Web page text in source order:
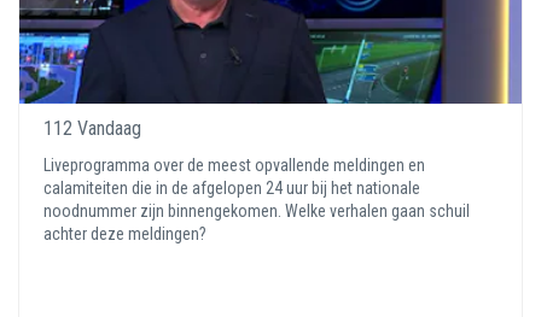
112 Vandaag
Liveprogramma over de meest opvallende meldingen en
calamiteiten die in de afgelopen 24 uur bij het nationale
noodnummer zijn binnengekomen. Welke verhalen gaan schuil
achter deze meldingen?